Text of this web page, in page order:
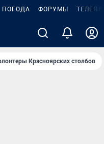
ПОГОДА ФОРУМЫ
Красноярских столбов